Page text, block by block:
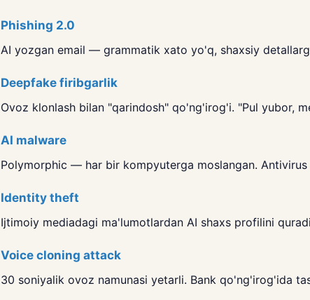
Phishing 2.0
AI yozgan email — grammatik xato yo'q, shaxsiy
Deepfake firibgarlik
Ovoz klonlash bilan "qarindosh" qo'ng'irog'i. "Pul yubor,
AI malware
Polymorphic — har bir kompyuterga moslangan. Antivirus
Identity theft
Ijtimoiy mediadagi ma'lumotlardan AI shaxs profilini
Voice cloning attack
30 soniyalik ovoz namunasi yetarli. Bank qo'ng'irog'ida